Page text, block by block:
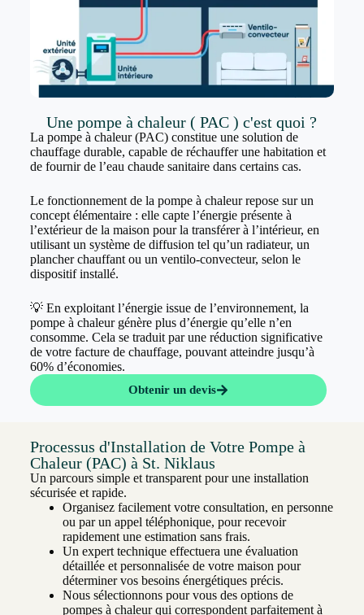
Une pompe à chaleur ( PAC ) c'est quoi ?
La pompe à chaleur (PAC) constitue une solution de
chauffage durable, capable de réchauffer une habitation et
de fournir de l’eau chaude sanitaire dans certains cas.
Le fonctionnement de la pompe à chaleur repose sur un
concept élémentaire : elle capte l’énergie présente à
l’extérieur de la maison pour la transférer à l’intérieur, en
utilisant un système de diffusion tel qu’un radiateur, un
plancher chauffant ou un ventilo-convecteur, selon le
dispositif installé.
💡 En exploitant l’énergie issue de l’environnement, la
pompe à chaleur génère plus d’énergie qu’elle n’en
consomme. Cela se traduit par une réduction significative
de votre facture de chauffage, pouvant atteindre jusqu’à
60% d’économies.
Obtenir un devis
Processus d'Installation de Votre Pompe à
Chaleur (PAC) à St. Niklaus
Un parcours simple et transparent pour une installation
sécurisée et rapide.
Organisez facilement votre consultation, en personne
ou par un appel téléphonique, pour recevoir
rapidement une estimation sans frais.
Un expert technique effectuera une évaluation
détaillée et personnalisée de votre maison pour
déterminer vos besoins énergétiques précis.
Nous sélectionnons pour vous des options de
pompes à chaleur qui correspondent parfaitement à